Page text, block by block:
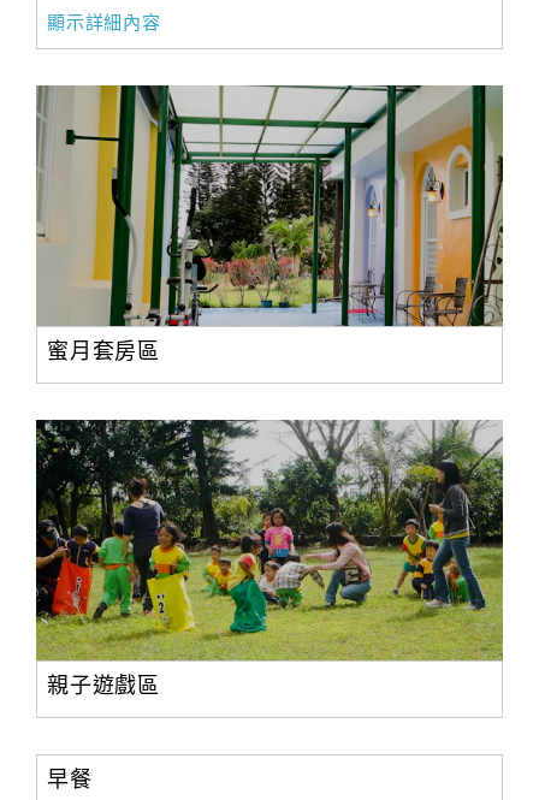
顯示詳細內容
蜜月套房區
親子遊戲區
早餐